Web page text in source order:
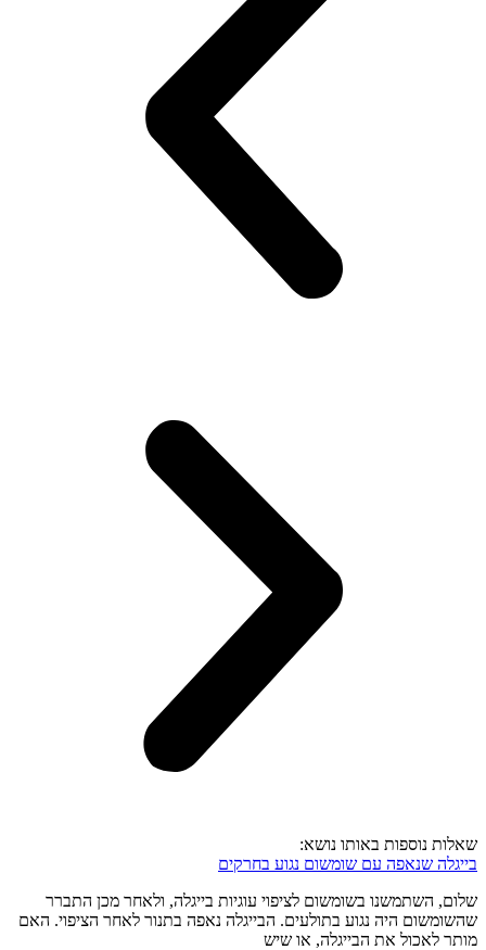
שאלות נוספות באותו נושא:
בייגלה שנאפה עם שומשום נגוע בחרקים
שלום, השתמשנו בשומשום לציפוי עוגיות בייגלה, ולאחר מכן התברר
שהשומשום היה נגוע בתולעים. הבייגלה נאפה בתנור לאחר הציפוי. האם
מותר לאכול את הבייגלה, או שיש